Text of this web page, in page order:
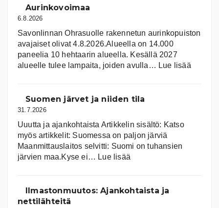
Aurinkovoimaa
6.8.2026
Savonlinnan Ohrasuolle rakennetun aurinkopuiston
avajaiset olivat 4.8.2026.Alueella on 14.000
paneelia 10 hehtaarin alueella. Kesällä 2027
alueelle tulee lampaita, joiden avulla… Lue lisää:
Suomen järvet ja niiden tila
31.7.2026
Uuutta ja ajankohtaista Artikkelin sisältö: Katso
myös artikkelit: Suomessa on pal­jon jär­viä
Maanmittauslaitos selvitti: Suomi on tuhansien
järvien maa.Kyse ei… Lue lisää
ja
Ilmastonmuutos: Ajankohtaista ja
nettilähteitä